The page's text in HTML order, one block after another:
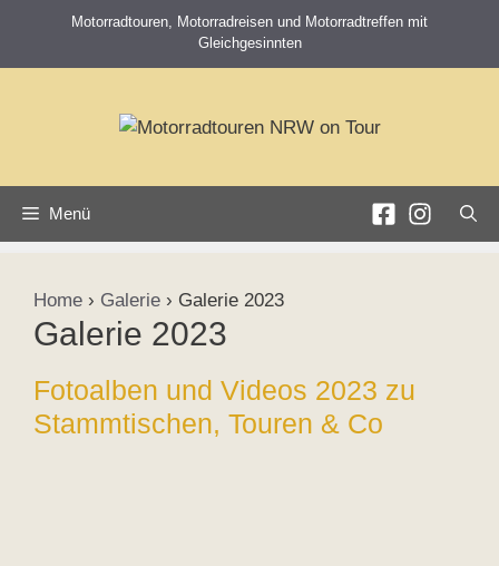
springen
Motorradtouren, Motorradreisen und Motorradtreffen mit
Gleichgesinnten
Menü
Home › Galerie › Galerie 2023
Galerie 2023
Fotoalben und Videos 2023 zu
Stammtischen, Touren & Co